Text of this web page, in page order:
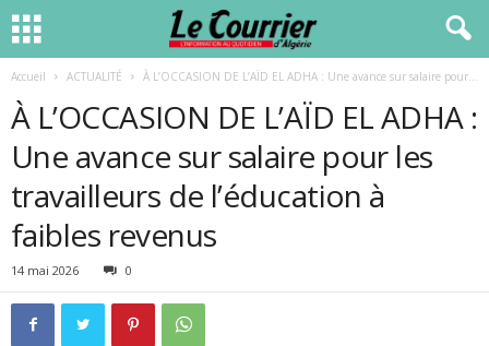
Accueil ACTUALITÉ À L’OCCASION DE L’AÏD EL ADHA : Une avance sur salaire pour...
À L’OCCASION DE L’AÏD EL ADHA :
Une avance sur salaire pour les
travailleurs de l’éducation à
faibles revenus
14 mai 2026 0